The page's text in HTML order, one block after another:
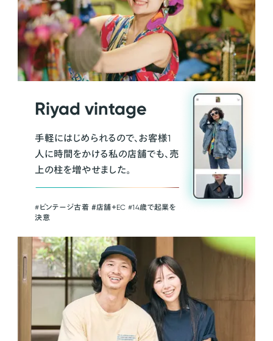
Riyad vintage
手軽にはじめられるので、お客様1
人に時間をかける私の店舗でも、売
上の柱を増やせました。
#ビンテージ古着 ＃店舗＋EC #14歳で起業を
決意